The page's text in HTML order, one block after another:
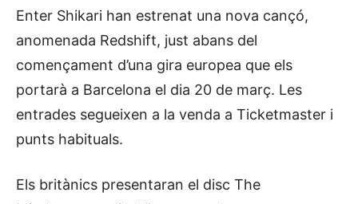
Enter Shikari han estrenat una nova cançó,
anomenada Redshift, just abans del
començament d’una gira europea que els
portarà a Barcelona el dia 20 de març. Les
entrades segueixen a la venda a Ticketmaster i
punts habituals.
Els britànics presentaran el disc The